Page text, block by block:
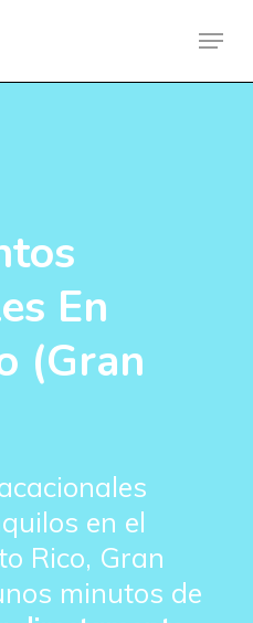
Menu
En
(Gran
en el
Rico, Gran
minutos de